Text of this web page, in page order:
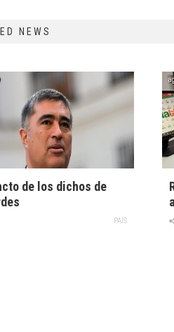
NEWS
de los dichos de
PAÍS